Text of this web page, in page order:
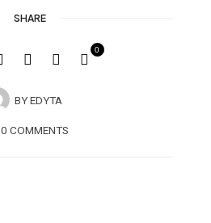
SHARE
BYEDYTA
0
0 COMMENTS